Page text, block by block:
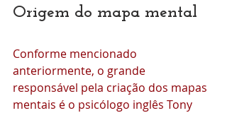
Origem do mapa mental
Conforme mencionado
anteriormente, o grande
responsável pela criação dos mapas
mentais é o psicólogo inglês Tony